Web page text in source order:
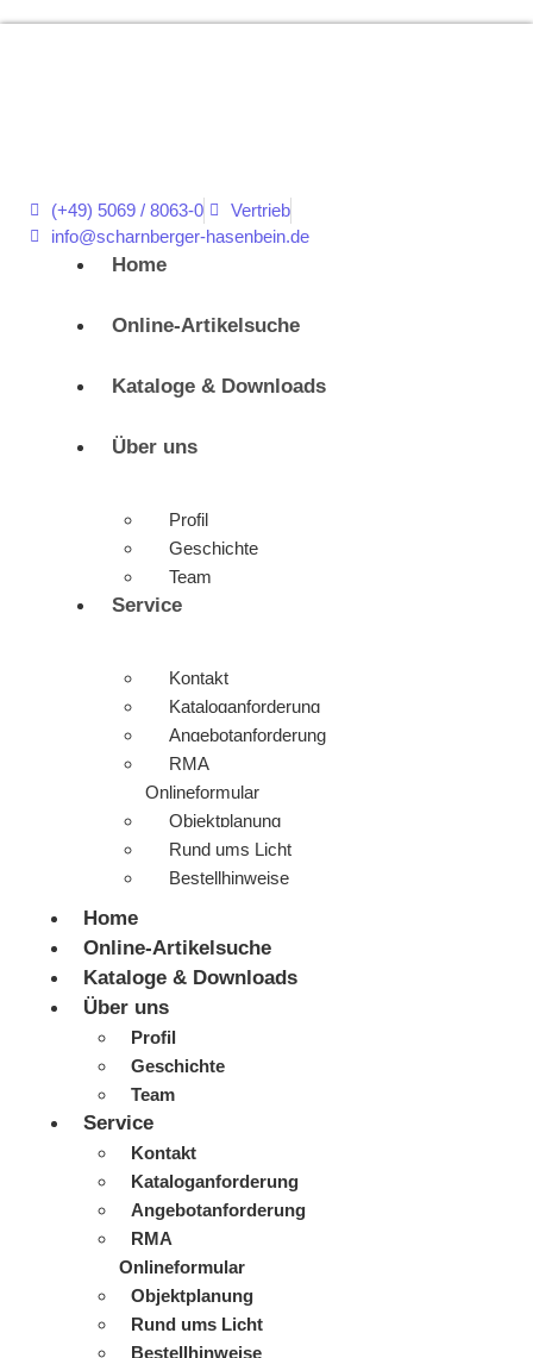
(+49) 5069 / 8063-0
Vertrieb
info@scharnberger-hasenbein.de
Home
Online-Artikelsuche
Kataloge & Downloads
Über uns
Profil
Geschichte
Team
Service
Kontakt
Kataloganforderung
Angebotanforderung
RMA
Onlineformular
Objektplanung
Rund ums Licht
Bestellhinweise
Home
Online-Artikelsuche
Kataloge & Downloads
Über uns
Profil
Geschichte
Team
Service
Kontakt
Kataloganforderung
Angebotanforderung
RMA
Onlineformular
Objektplanung
Rund ums Licht
Bestellhinweise